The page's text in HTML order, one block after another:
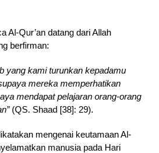
Al-Qur’an datang dari Allah
berfirman:
yang kami turunkan kepadamu
mereka memperhatikan
mendapat pelajaran orang-orang
(QS. Shaad [38]: 29).
mengenai keutamaan Al-
manusia pada Hari